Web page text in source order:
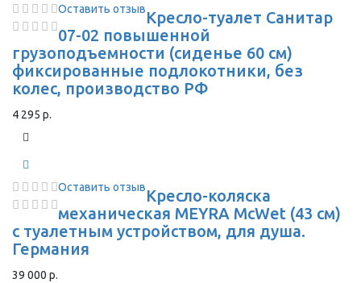
Оставить отзывКресло-туалет Санитар
07-02 повышенной
грузоподъемности (сиденье 60 см)
фиксированные подлокотники, без
колес, производство РФ
4 295 р.
Оставить отзывКресло-коляска
механическая MEYRA McWet (43 см)
с туалетным устройством, для душа.
Германия
39 000 р.